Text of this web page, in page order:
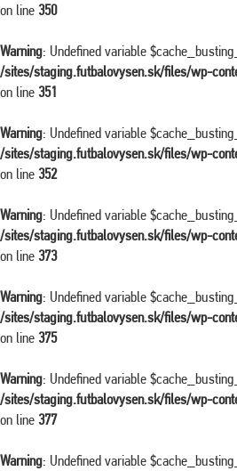
on line 350
Warning: Undefined variable
/sites/staging.futbalovysen.sk/files/wp-
on line 351
Warning: Undefined variable
/sites/staging.futbalovysen.sk/files/wp-
on line 352
Warning: Undefined variable
/sites/staging.futbalovysen.sk/files/wp-
on line 373
Warning: Undefined variable
/sites/staging.futbalovysen.sk/files/wp-
on line 375
Warning: Undefined variable
/sites/staging.futbalovysen.sk/files/wp-
on line 377
Warning: Undefined variable